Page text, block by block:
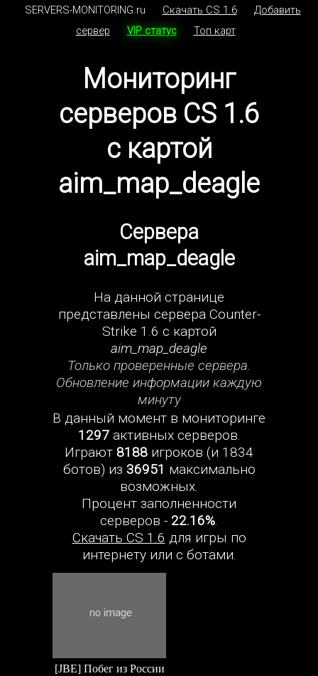
SERVERS-MONITORING.ru Скачать CS 1.6
Добавить
сервер
VIP статус Топ карт
Мониторинг
серверов CS 1.6
с картой
aim_map_deagle
Сервера
aim_map_deagle
На данной странице
представлены сервера Counter-
Strike 1.6 с картой
aim_map_deagle
Только проверенные сервера.
Обновление информации каждую
минуту
В данный момент в мониторинге
1297активных серверов.
Играют 8188 игроков (и 1834
ботов) из 36951 максимально
возможных.
Процент заполненности
серверов - 22.16%.
Скачать CS 1.6 для игры по
интернету или с ботами.
[JBE] Побег из России